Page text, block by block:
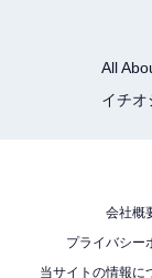
オールアバウ
こちらもおすすめ
All
イチオ
会社概
プライバシー
当サイトの情報に